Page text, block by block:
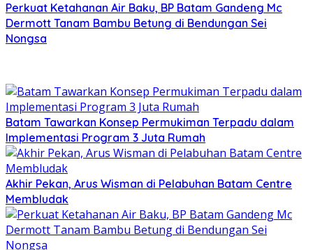
Perkuat Ketahanan Air Baku, BP Batam Gandeng Mc
Dermott Tanam Bambu Betung di Bendungan Sei
Nongsa
Batam Tawarkan Konsep Permukiman Terpadu dalam
Implementasi Program 3 Juta Rumah
Akhir Pekan, Arus Wisman di Pelabuhan Batam Centre
Membludak